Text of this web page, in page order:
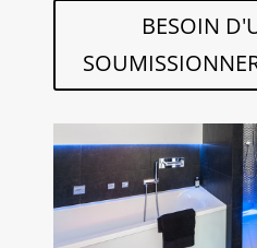
BESOIN